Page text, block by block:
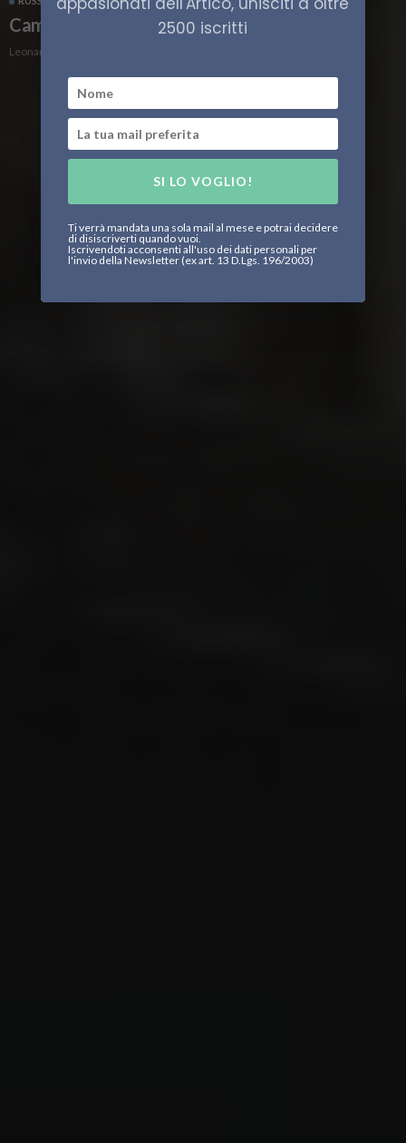
Cambio di scena per la Northern Sea Route
Leonardo Parigi
2500 iscritti
SI LO VOGLIO!
Ti verrà mandata una sola mail al mese e potrai decidere
di disiscriverti quando vuoi.
Iscrivendoti acconsenti all'uso dei dati personali per
l'invio della Newsletter (ex art. 13 D.Lgs. 196/2003)